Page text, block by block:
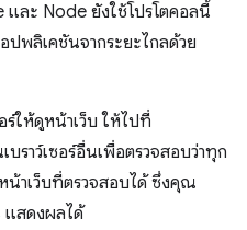
และ Node ยังใช้โปรโตคอลนี้
พลิเคชันจากระยะไกลด้วย
ร์ให้ดูหน้าเว็บ ให้ไปที่
บราว์เซอร์อื่นเพื่อตรวจสอบว่าทุก
น้าเว็บที่ตรวจสอบได้ ซึ่งคุณ
แสดงผลได้